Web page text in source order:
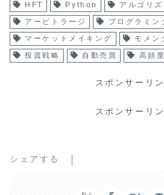
HFT Python
アルゴリ
アービトラージ
プログラミン
マーケットメイキング
モメン
投資戦略
自動売買 高頻
スポンサーリ
スポンサーリ
シェアする